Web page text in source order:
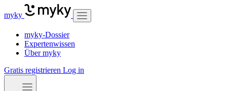
myky
myky-Dossier
Expertenwissen
Über myky
Gratis registrieren Log in